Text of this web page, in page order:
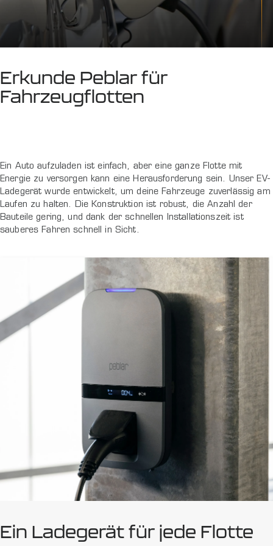
Erkunde Peblar für
Fahrzeugflotten
Ein Auto aufzuladen ist einfach, aber eine ganze Flotte mit
Energie zu versorgen kann eine Herausforderung sein. Unser EV-
Ladegerät wurde entwickelt, um deine Fahrzeuge zuverlässig am
Laufen zu halten. Die Konstruktion ist robust, die Anzahl der
Bauteile gering, und dank der schnellen Installationszeit ist
sauberes Fahren schnell in Sicht.
Ein Ladegerät für jede Flotte